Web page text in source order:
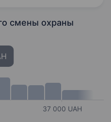
смены охраны
37 000 UAH